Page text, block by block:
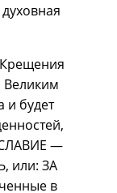
Крещения
Великим
и будет
—
или: ЗА
в